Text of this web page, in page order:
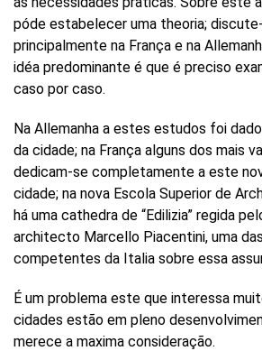
póde estabelecer uma theoria;
principalmente na França e na
idéa predominante é que é preciso
caso por caso.
Na Allemanha a estes estudos foi
da cidade; na França alguns dos mais
dedicam-se completamente a este
cidade; na nova Escola Superior de
há uma cathedra de “Edilizia” regida
architecto Marcello Piacentini, uma
competentes da Italia sobre essa
É um problema este que interessa
cidades estão em pleno
merece a maxima consideração.